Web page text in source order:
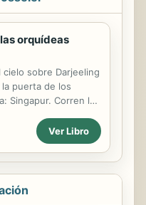
orquídeas
cielo sobre Darjeeling
puerta de los
Singapur. Corren los
de los tesoros
imán para
abandonada a su
de su
Ver Libro